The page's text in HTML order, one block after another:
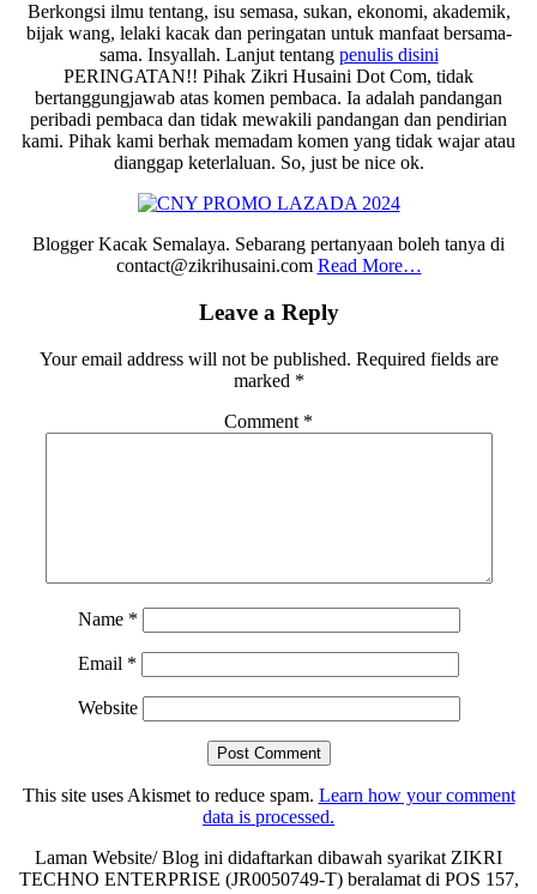
Berkongsi ilmu tentang, isu semasa, sukan, ekonomi, akademik,
bijak wang, lelaki kacak dan peringatan untuk manfaat bersama-
sama. Insyallah. Lanjut tentang penulis disini
PERINGATAN!! Pihak Zikri Husaini Dot Com, tidak
bertanggungjawab atas komen pembaca. Ia adalah pandangan
peribadi pembaca dan tidak mewakili pandangan dan pendirian
kami. Pihak kami berhak memadam komen yang tidak wajar atau
dianggap keterlaluan. So, just be nice ok.
Blogger Kacak Semalaya. Sebarang pertanyaan boleh tanya di
contact@zikrihusaini.com Read More…
Leave a Reply
Your email address will not be published. Required fields are
marked *
Comment *
Name *
Email *
Website
This site uses Akismet to reduce spam. Learn how your comment
data is processed.
Laman Website/ Blog ini didaftarkan dibawah syarikat ZIKRI
TECHNO ENTERPRISE (JR0050749-T) beralamat di POS 157,